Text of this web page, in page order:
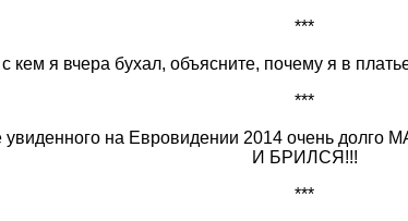
***
кем я вчера бухал, объясните, почему я в
***
увиденного на Евровидении 2014 очень
И БРИЛСЯ!!!
***